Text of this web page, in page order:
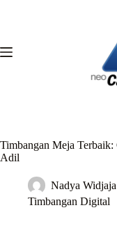
Timbangan Meja
Adil
Nadya Widjaja
Timbangan Digital